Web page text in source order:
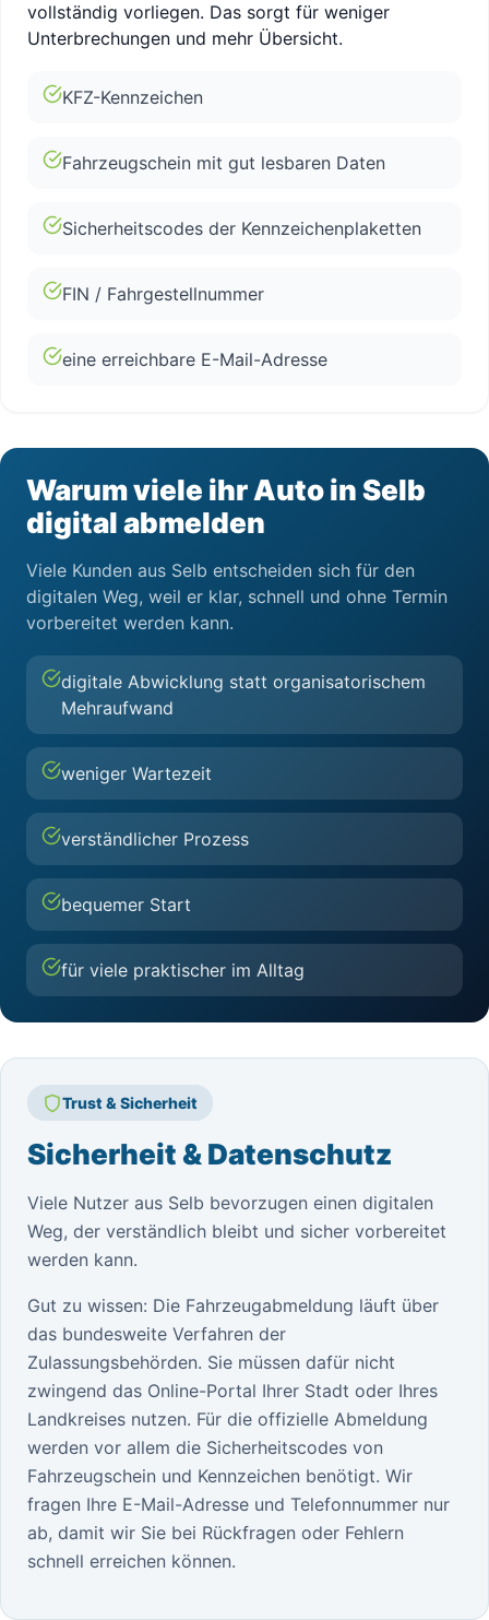
vollständig vorliegen. Das sorgt für weniger
Unterbrechungen und mehr Übersicht.
KFZ-Kennzeichen
Fahrzeugschein mit gut lesbaren Daten
Sicherheitscodes der Kennzeichenplaketten
FIN / Fahrgestellnummer
eine erreichbare E-Mail-Adresse
Warum viele ihr Auto in Selb
digital abmelden
Viele Kunden aus Selb entscheiden sich für den
digitalen Weg, weil er klar, schnell und ohne Termin
vorbereitet werden kann.
digitale Abwicklung statt organisatorischem
Mehraufwand
weniger Wartezeit
verständlicher Prozess
bequemer Start
für viele praktischer im Alltag
Trust & Sicherheit
Sicherheit & Datenschutz
Viele Nutzer aus Selb bevorzugen einen digitalen
Weg, der verständlich bleibt und sicher vorbereitet
werden kann.
Gut zu wissen: Die Fahrzeugabmeldung läuft über
das bundesweite Verfahren der
Zulassungsbehörden. Sie müssen dafür nicht
zwingend das Online-Portal Ihrer Stadt oder Ihres
Landkreises nutzen. Für die offizielle Abmeldung
werden vor allem die Sicherheitscodes von
Fahrzeugschein und Kennzeichen benötigt. Wir
fragen Ihre E-Mail-Adresse und Telefonnummer nur
ab, damit wir Sie bei Rückfragen oder Fehlern
schnell erreichen können.